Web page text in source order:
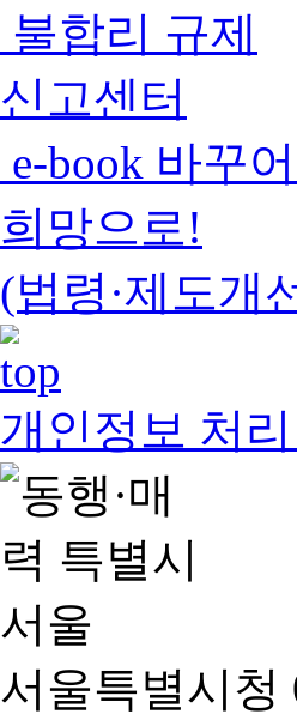
불합리 규제
신고센터
e-book 바꾸
희망으로!
(법령·제도개
개인정보 처
서울특별시청